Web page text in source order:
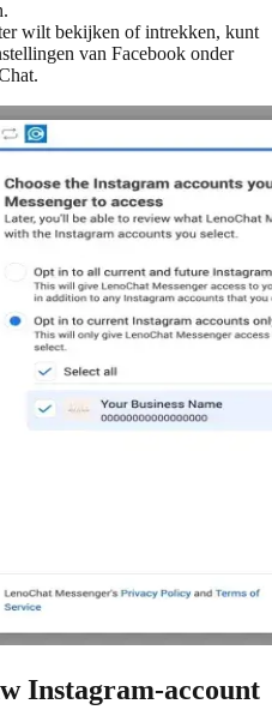
wilt bekijken of intrekken, kunt
van Facebook onder
Instagram-account